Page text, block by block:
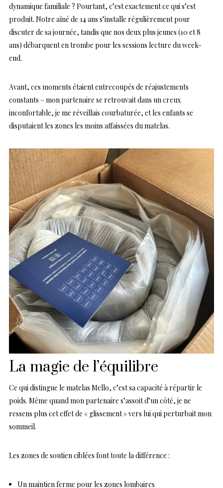
dynamique familiale ? Pourtant, c’est exactement ce qui s’est
produit. Notre aîné de 14 ans s’installe régulièrement pour
discuter de sa journée, tandis que nos deux plus jeunes (10 et 8
ans) débarquent en trombe pour les sessions lecture du week-
end.
Avant, ces moments étaient entrecoupés de réajustements
constants – mon partenaire se retrouvait dans un creux
inconfortable, je me réveillais courbaturée, et les enfants se
disputaient les zones les moins affaissées du matelas.
La magie de l’équilibre
Ce qui distingue le matelas Mello, c’est sa capacité à répartir le
poids. Même quand mon partenaire s’assoit d’un côté, je ne
ressens plus cet effet de « glissement » vers lui qui perturbait mon
sommeil.
Les zones de soutien ciblées font toute la différence :
Un maintien ferme pour les zones lombaires